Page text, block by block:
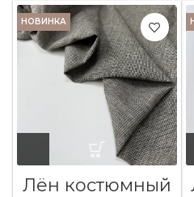
НОВИНКА
Лён костюмный